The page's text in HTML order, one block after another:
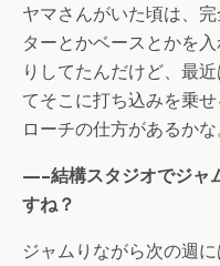
ヤマさんがいた頃は、
ターとかベースとかを
りしてたんだけど、最
てそこに打ち込みを乗
ローチの仕方があるかな
—–結構スタジオでジャ
すね？
ジャムりながら次の週